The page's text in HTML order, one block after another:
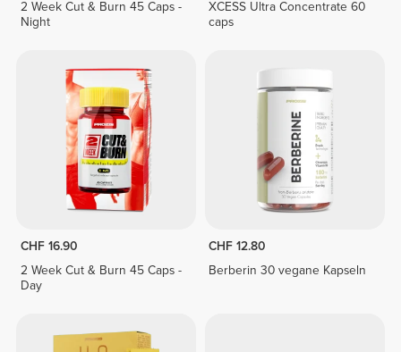
2 Week Cut & Burn 45 Caps -
Night
XCESS Ultra Concentrate 60
caps
CHF 16.90
2 Week Cut & Burn 45 Caps -
Day
CHF 12.80
Berberin 30 vegane Kapseln